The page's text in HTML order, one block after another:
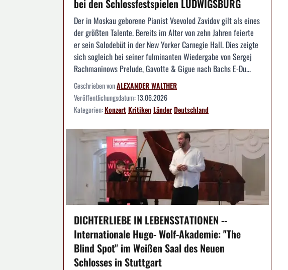
bei den Schlossfestspielen LUDWIGSBURG
Der in Moskau geborene Pianist Vsevolod Zavidov gilt als eines
der größten Talente. Bereits im Alter von zehn Jahren feierte
er sein Solodebüt in der New Yorker Carnegie Hall. Dies zeigte
sich sogleich bei seiner fulminanten Wiedergabe von Sergej
Rachmaninows Prelude, Gavotte & Gigue nach Bachs E-Du...
Geschrieben vonALEXANDER WALTHER
Veröffentlichungsdatum:13.06.2026
Kategorien:KonzertKritikenLänderDeutschland
DICHTERLIEBE IN LEBENSSTATIONEN --
Internationale Hugo- Wolf-Akademie: "The
Blind Spot" im Weißen Saal des Neuen
Schlosses in Stuttgart